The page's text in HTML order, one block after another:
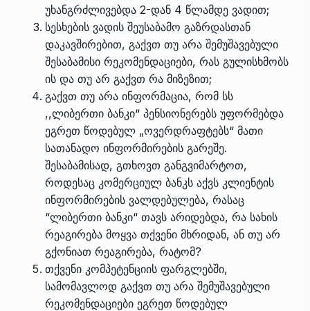
უხანგრძლივებდა 2-დან 4 წლამდე ვადით;
სესხების ვადის შეუსაბამო გაზრდასთან
დაკავშირებით, გაქვთ თუ არა შემუშავებული
შესაბამისი რეკომენდაციები, რას გულისხმობს
ის და თუ არ გაქვთ რა მიზეზით;
გაქვთ თუ არა ინფორმაცია, რომ სს
,,ლიბერთი ბანკი“ პენსიონერებს უფორმებდა
ეგრეთ წოდებულ „ოვერდრაფტებს“ მათი
სათანადო ინფორმირების გარეშე.
შესაბამისად, გთხოვთ განგვიმარტოთ,
როდესაც კომერციულ ბანკს აქვს კლიენტის
ინფორმირების ვალდებულება, რასაც
“ლიბერთი ბანკი“ თავს არიდებდა, რა სახის
რეაგირება მოყვა თქვენი მხრიდან, ან თუ არ
გქონიათ რეაგირება, რატომ?
თქვენი კომპეტენციის ფარგლებში,
სამომავლოდ გაქვთ თუ არა შემუშავებული
რეკომენდაციები ეგრეთ წოდებულ